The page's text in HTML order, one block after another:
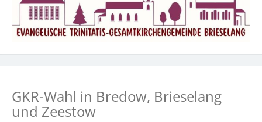
GKR-Wahl in Bredow, Brieselang
und Zeestow